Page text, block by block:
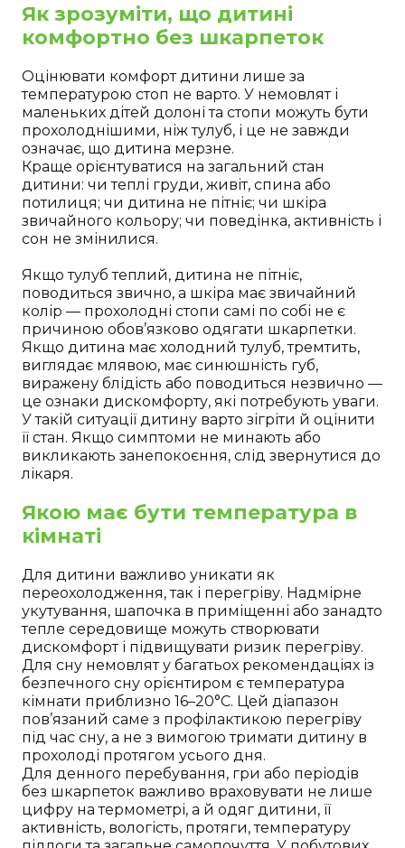
Як зрозуміти, що дитині
комфортно без шкарпеток
Оцінювати комфорт дитини лише за
температурою стоп не варто. У немовлят і
маленьких дітей долоні та стопи можуть бути
прохолоднішими, ніж тулуб, і це не завжди
означає, що дитина мерзне.
Краще орієнтуватися на загальний стан
дитини: чи теплі груди, живіт, спина або
потилиця; чи дитина не пітніє; чи шкіра
звичайного кольору; чи поведінка, активність і
сон не змінилися.
Якщо тулуб теплий, дитина не пітніє,
поводиться звично, а шкіра має звичайний
колір — прохолодні стопи самі по собі не є
причиною обов’язково одягати шкарпетки.
Якщо дитина має холодний тулуб, тремтить,
виглядає млявою, має синюшність губ,
виражену блідість або поводиться незвично —
це ознаки дискомфорту, які потребують уваги.
У такій ситуації дитину варто зігріти й оцінити
її стан. Якщо симптоми не минають або
викликають занепокоєння, слід звернутися до
лікаря.
Якою має бути температура в
кімнаті
Для дитини важливо уникати як
переохолодження, так і перегріву. Надмірне
укутування, шапочка в приміщенні або занадто
тепле середовище можуть створювати
дискомфорт і підвищувати ризик перегріву.
Для сну немовлят у багатьох рекомендаціях із
безпечного сну орієнтиром є температура
кімнати приблизно 16–20°C. Цей діапазон
пов’язаний саме з профілактикою перегріву
під час сну, а не з вимогою тримати дитину в
прохолоді протягом усього дня.
Для денного перебування, гри або періодів
без шкарпеток важливо враховувати не лише
цифру на термометрі, а й одяг дитини, її
активність, вологість, протяги, температуру